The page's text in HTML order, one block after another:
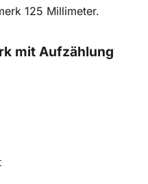
125 Millimeter.
mit Aufzählung
Grüße
GmbH